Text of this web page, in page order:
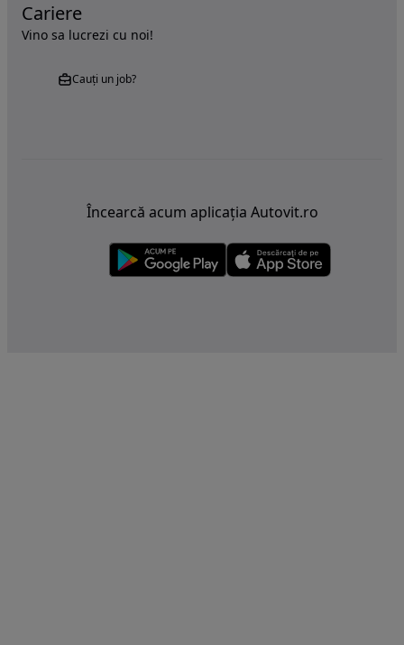
Cariere
Vino sa lucrezi cu noi!
Cauți un job?
Încearcă acum aplicația Autovit.ro